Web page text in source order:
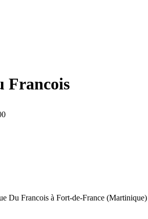
Francois
Francois à Fort-de-France